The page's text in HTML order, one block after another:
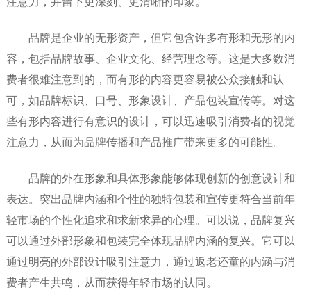
品牌是企业的无形资产，但它包含许多有形和无形的内
容，包括品牌故事、企业文化、经营理念等。这是大多数消
费者很难注意到的，而有形的内容更容易被公众接触和认
可，如品牌标识、口号、形象设计、产品包装宣传等。对这
些有形内容进行有意识的设计，可以迅速吸引消费者的视觉
注意力，从而为品牌传播和产品推广带来更多的可能性。
品牌的外在形象和具体形象能够体现创新的创意设计和
表达。突出品牌内涵和个性的独特包装和宣传更符合当前年
轻市场的个性化追求和求新求异的心理。可以说，品牌复兴
可以通过外部形象和包装完全体现品牌内涵的复兴。它可以
通过明亮的外部设计吸引注意力，通过返老还童的内涵与消
费者产生共鸣，从而获得年轻市场的认同。